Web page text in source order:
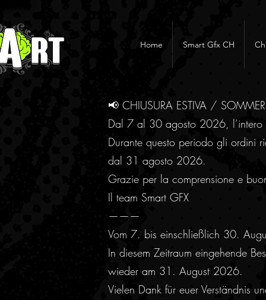
Home Smart Gfx CH
📢 CHIUSURA ESTIVA /
Dal 7 al 30 agosto 2026, l’intero
Durante questo periodo gli ordini
dal 31 agosto 2026.
Grazie per la comprensione e
Il team Smart GFX
———
Vom 7. bis einschließlich 30.
In diesem Zeitraum eingehende
wieder am 31. August 2026.
Vielen Dank für euer Verständnis